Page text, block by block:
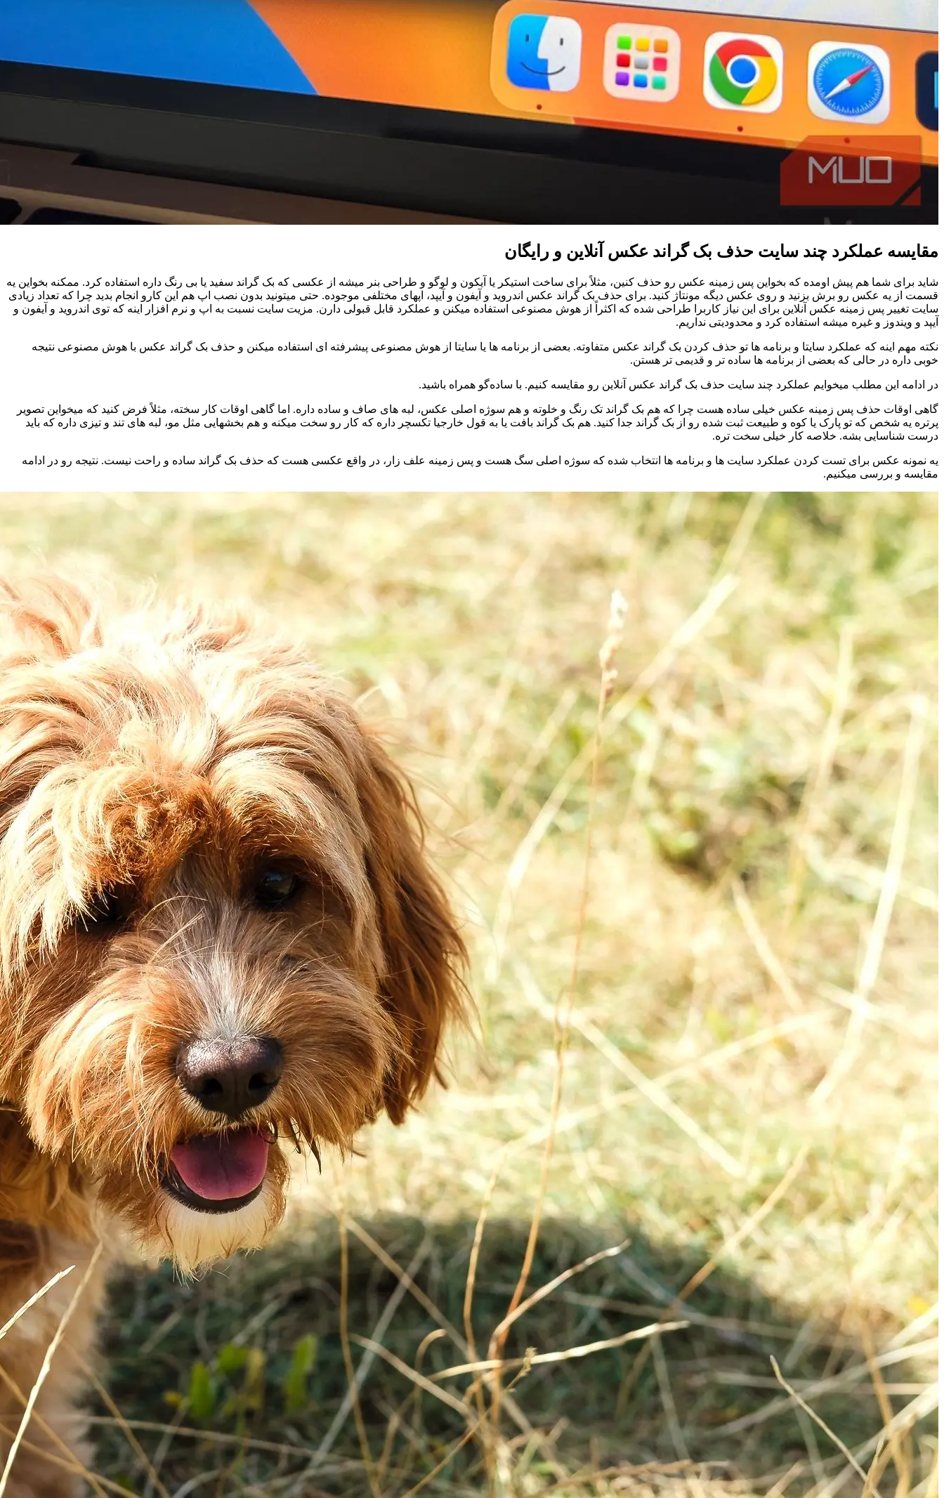
مقایسه عملکرد چند سایت حذف بک گراند عکس آنلاین و رایگان
شاید برای شما هم پیش اومده که بخواین پس زمینه عکس رو حذف کنین، مثلاً برای ساخت استیکر یا آیکون و لوگو و طراحی بنر میشه از عکسی که بک گراند سفید یا بی رنگ داره استفاده کرد. ممکنه بخواین یه
قسمت از یه عکس رو برش بزنید و روی عکس دیگه مونتاژ کنید. برای حذف بک گراند عکس اندروید و آیفون و آیپد، اپهای مختلفی موجوده. حتی میتونید بدون نصب اپ هم این کارو انجام بدید چرا که تعداد زیادی
سایت تغییر پس زمینه عکس آنلاین برای این نیاز کاربرا طراحی شده که اکثراً از هوش مصنوعی استفاده میکنن و عملکرد قابل قبولی دارن. مزیت سایت نسبت به اپ و نرم افزار اینه که توی اندروید و آیفون و
آیپد و ویندوز و غیره میشه استفاده کرد و محدودیتی نداریم.
نکته مهم اینه که عملکرد سایتا و برنامه ها تو حذف کردن بک گراند عکس متفاوته. بعضی از برنامه ها یا سایتا از هوش مصنوعی پیشرفته ای استفاده میکنن و حذف بک گراند عکس با هوش مصنوعی نتیجه
خوبی داره در حالی که بعضی از برنامه ها ساده تر و قدیمی تر هستن.
در ادامه این مطلب میخوایم عملکرد چند سایت حذف بک گراند عکس آنلاین رو مقایسه کنیم. با ساده‌گو همراه باشید.
گاهی اوقات حذف پس زمینه عکس خیلی ساده هست چرا که هم بک گراند تک رنگ و خلوته و هم سوژه اصلی عکس، لبه های صاف و ساده داره. اما گاهی اوقات کار سخته، مثلاً فرض کنید که میخواین تصویر
پرتره یه شخص که تو پارک یا کوه و طبیعت ثبت شده رو از بک گراند جدا کنید. هم بک گراند بافت یا به قول خارجیا تکسچر داره که کار رو سخت میکنه و هم بخشهایی مثل مو، لبه های تند و تیزی داره که باید
درست شناسایی بشه. خلاصه کار خیلی سخت تره.
یه نمونه عکس برای تست کردن عملکرد سایت ها و برنامه ها انتخاب شده که سوژه اصلی سگ هست و پس زمینه علف زار، در واقع عکسی هست که حذف بک گراند ساده و راحت نیست. نتیجه رو در ادامه
مقایسه و بررسی میکنیم.